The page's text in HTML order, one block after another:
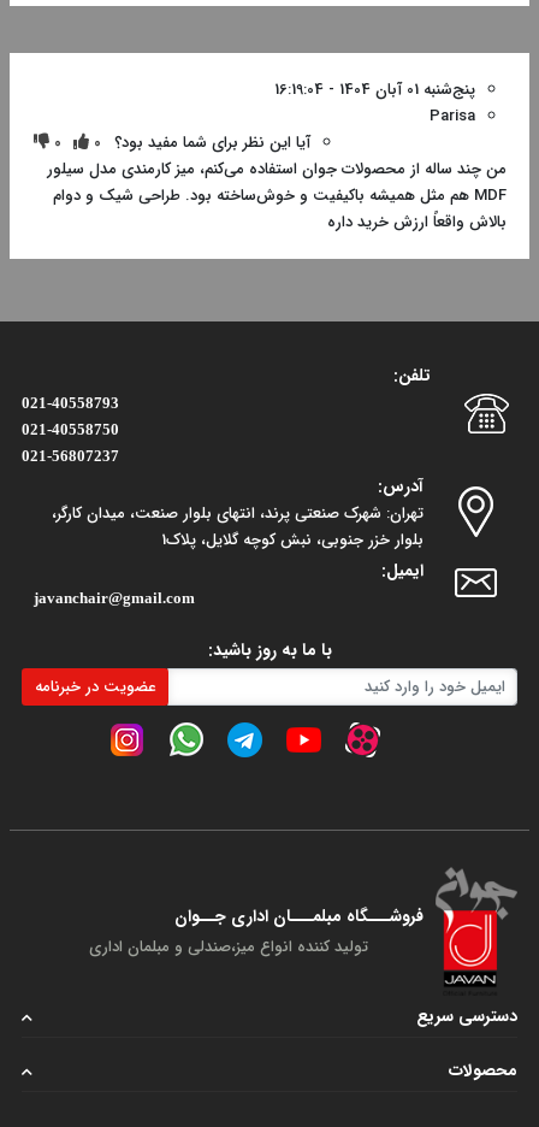
پنج‌شنبه 01 آبان 1404 - 16:19:04
Parisa
آیا این نظر برای شما مفید بود؟ 0
0
من چند ساله از محصولات جوان استفاده می‌کنم، میز کارمندی مدل سیلور
MDF هم مثل همیشه باکیفیت و خوش‌ساخته بود. طراحی شیک و دوام
بالاش واقعاً ارزش خرید داره
تلفن:
021-40558793
021-40558750
021-56807237
آدرس:
تهران: شهرک صنعتی پرند، انتهای بلوار صنعت، میدان کارگر،
بلوار خزر جنوبی، نبش کوچه گلایل، پلاک1
ایمیل:
javanchair@gmail.com
با ما به روز باشید:
عضویت در خبرنامه
فروشـــگاه مبلمـــان اداری جــوان
تولید کننده انواع میز،صندلی و مبلمان اداری
دسترسی سریع
محصولات